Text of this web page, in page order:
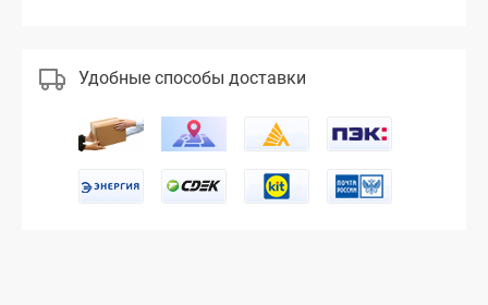
Удобные способы доставки